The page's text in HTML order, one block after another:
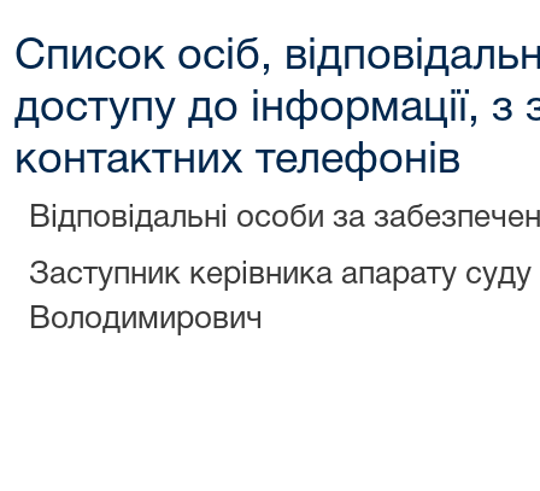
Список осіб,
доступу до інформації, з
контактних телефонів
Відповідальні особи за
Заступник керівника апарату
Володимирович